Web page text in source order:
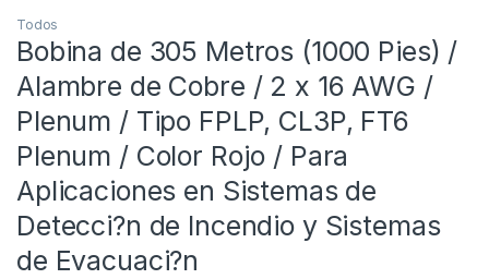
Todos
Bobina de 305 Metros (1000 Pies) /
Alambre de Cobre / 2 x 16 AWG /
Plenum / Tipo FPLP, CL3P, FT6
Plenum / Color Rojo / Para
Aplicaciones en Sistemas de
Detecci?n de Incendio y Sistemas
de Evacuaci?n